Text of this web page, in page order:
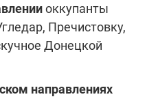
оккупанты
Пречистовку,
Донецкой
направлениях